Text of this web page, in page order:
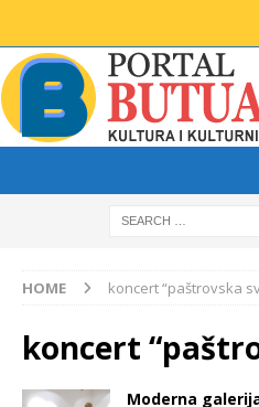
HOME koncert “paštrovska
koncert
Moderna